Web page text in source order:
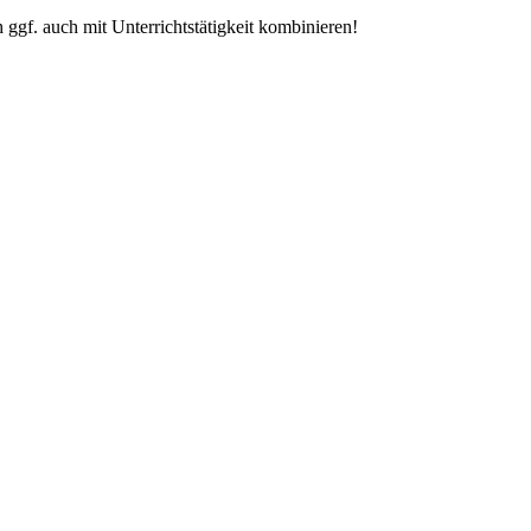
ggf. auch mit Unterrichtstätigkeit kombinieren!